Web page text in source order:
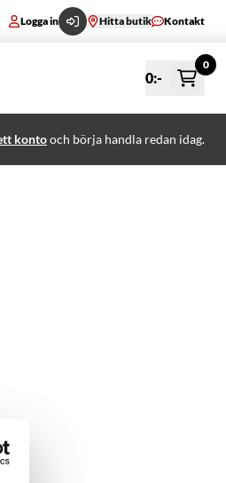
Logga in Hitta butik Kontakt
0:-
0
kontooch börja handla redan idag.